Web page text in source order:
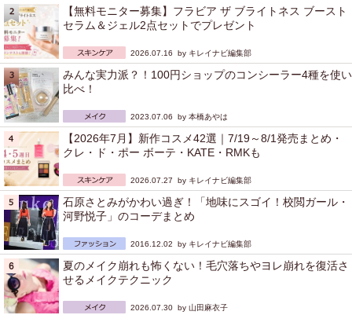
【無料モニター募集】フラビア ザ ブライトネス ブースト
セラム＆ジェル2点セットでプレゼント
2026.07.16 by キレイナビ編集部
みんな実力派？！100円ショップのコンシーラー4種を使い
比べ！
2023.07.06 by 本橋あやは
【2026年7月】新作コスメ42選｜7/19～8/1発売まとめ・
クレ・ド・ポー ボーテ・KATE・RMKも
2026.07.27 by キレイナビ編集部
石原さとみがかわい過ぎ！「地味にスゴイ！校閲ガール・
河野悦子」のコーデまとめ
2016.12.02 by キレイナビ編集部
夏のメイク崩れも怖くない！毛穴落ちやヨレ崩れを復活さ
せるメイクテクニック
2026.07.30 by 山田麻衣子